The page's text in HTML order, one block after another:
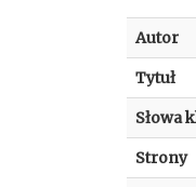
Autor
Tytuł
Słowa
Strony